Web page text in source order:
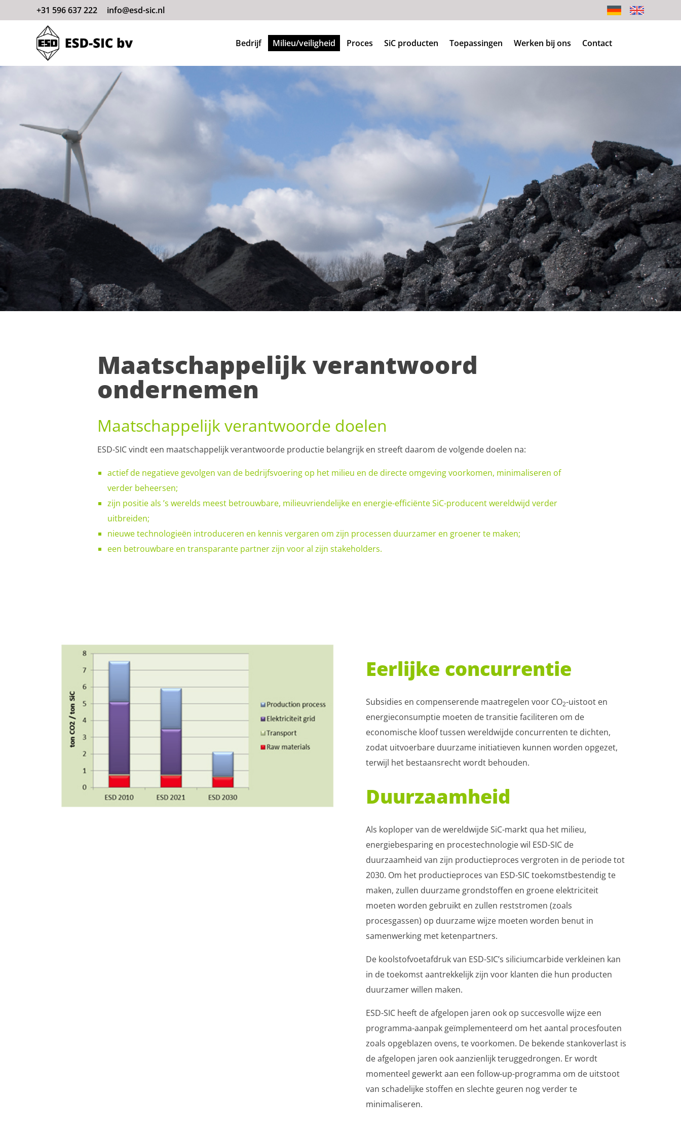
Bedrijf Milieu/veiligheid Proces SiC producten Toepassingen Werken bij ons Contact
+31 596 637 222 info@esd-sic.nl
Maatschappelijk verantwoord
ondernemen
Maatschappelijk verantwoorde doelen
ESD-SIC vindt een maatschappelijk verantwoorde productie belangrijk en streeft daarom de volgende doelen na:
actief de negatieve gevolgen van de bedrijfsvoering op het milieu en de directe omgeving voorkomen, minimaliseren of
verder beheersen;
zijn positie als ’s werelds meest betrouwbare, milieuvriendelijke en energie-efficiënte SiC-producent wereldwijd verder
uitbreiden;
nieuwe technologieën introduceren en kennis vergaren om zijn processen duurzamer en groener te maken;
een betrouwbare en transparante partner zijn voor al zijn stakeholders.
Eerlijke concurrentie
Subsidies en compenserende maatregelen voor CO2-uistoot en
energieconsumptie moeten de transitie faciliteren om de
economische kloof tussen wereldwijde concurrenten te dichten,
zodat uitvoerbare duurzame initiatieven kunnen worden opgezet,
terwijl het bestaansrecht wordt behouden.
Duurzaamheid
Als koploper van de wereldwijde SiC-markt qua het milieu,
energiebesparing en procestechnologie wil ESD-SIC de
duurzaamheid van zijn productieproces vergroten in de periode tot
2030. Om het productieproces van ESD-SIC toekomstbestendig te
maken, zullen duurzame grondstoffen en groene elektriciteit
moeten worden gebruikt en zullen reststromen (zoals
procesgassen) op duurzame wijze moeten worden benut in
samenwerking met ketenpartners.
De koolstofvoetafdruk van ESD-SIC’s siliciumcarbide verkleinen kan
in de toekomst aantrekkelijk zijn voor klanten die hun producten
duurzamer willen maken.
ESD-SIC heeft de afgelopen jaren ook op succesvolle wijze een
programma-aanpak geïmplementeerd om het aantal procesfouten
zoals opgeblazen ovens, te voorkomen. De bekende stankoverlast is
de afgelopen jaren ook aanzienlijk teruggedrongen. Er wordt
momenteel gewerkt aan een follow-up-programma om de uitstoot
van schadelijke stoffen en slechte geuren nog verder te
minimaliseren.